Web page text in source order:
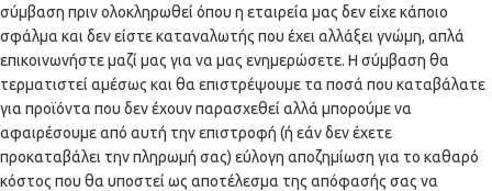
σύμβαση πριν ολοκληρωθεί όπου η εταιρεία μας δεν είχε κάποιο
σφάλμα και δεν είστε καταναλωτής που έχει αλλάξει γνώμη, απλά
επικοινωνήστε μαζί μας για να μας ενημερώσετε. Η σύμβαση θα
τερματιστεί αμέσως και θα επιστρέψουμε τα ποσά που καταβάλατε
για προϊόντα που δεν έχουν παρασχεθεί αλλά μπορούμε να
αφαιρέσουμε από αυτή την επιστροφή (ή εάν δεν έχετε
προκαταβάλει την πληρωμή σας) εύλογη αποζημίωση για το καθαρό
κόστος που θα υποστεί ως αποτέλεσμα της απόφασής σας να